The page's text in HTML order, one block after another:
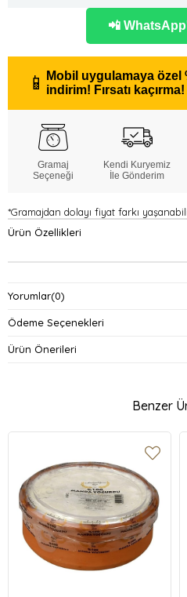
📲
📱 Mobil uygulamaya özel
indirim! Fırsatı kaçırma!
Gramaj
Seçeneği
Kendi Kuryemiz
İle Gönderim
*Gramajdan dolayı fiyat farkı
Ürün Özellikleri
Yorumlar(0)
Ödeme Seçenekleri
Ürün Önerileri
Benzer